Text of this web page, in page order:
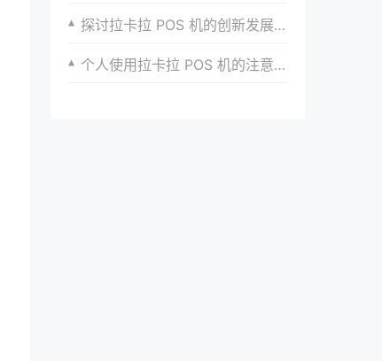
探讨拉卡拉 POS 机的创新发展路径
个人使用拉卡拉 POS 机的注意事项